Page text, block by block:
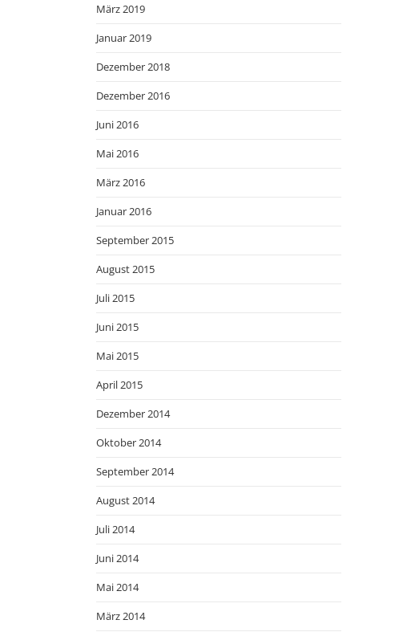
März 2019
Januar 2019
Dezember 2018
Dezember 2016
Juni 2016
Mai 2016
März 2016
Januar 2016
September 2015
August 2015
Juli 2015
Juni 2015
Mai 2015
April 2015
Dezember 2014
Oktober 2014
September 2014
August 2014
Juli 2014
Juni 2014
Mai 2014
März 2014